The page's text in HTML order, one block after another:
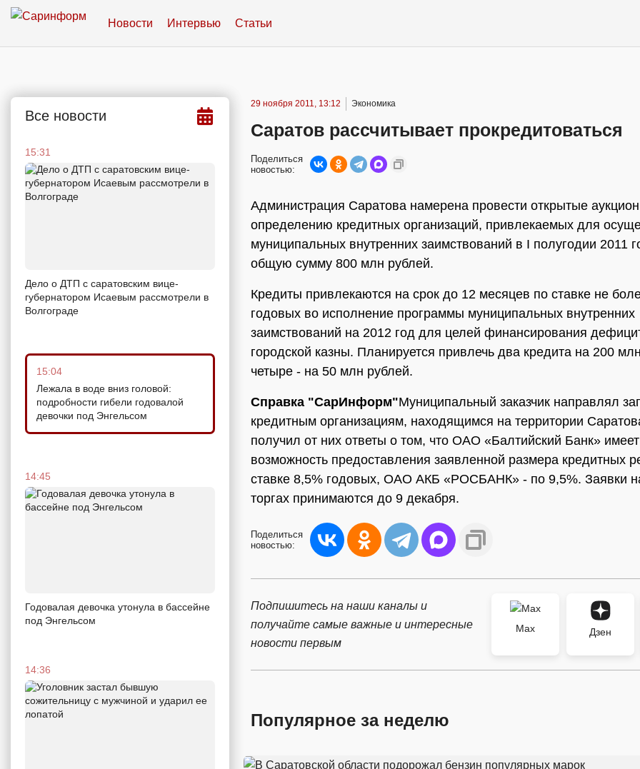
Новости Интервью Статьи
Все новости
15:31
Дело о ДТП с саратовским вице-
губернатором Исаевым рассмотрели в
Волгограде
15:04
Лежала в воде вниз головой:
подробности гибели годовалой
девочки под Энгельсом
14:45
Годовалая девочка утонула в бассейне
под Энгельсом
14:36
29 ноября 2011, 13:12 Экономика
Саратов рассчитывает прокредитоваться
Поделиться
новостью:
Администрация Саратова намерена провести открытые
определению кредитных организаций, привлекаемых для
муниципальных внутренних заимствований в I полугодии 2011
общую сумму 800 млн рублей.
Кредиты привлекаются на срок до 12 месяцев по ставке не
годовых во исполнение программы муниципальных внутренних
заимствований на 2012 год для целей финансирования
городской казны. Планируется привлечь два кредита на 200
четыре - на 50 млн рублей.
Справка "СарИнформ"Муниципальный заказчик направлял
кредитным организациям, находящимся на территории
получил от них ответы о том, что ОАО «Балтийский Банк» имеет
возможность предоставления заявленной размера кредитных
ставке 8,5% годовых, ОАО АКБ «РОСБАНК» - по 9,5%. Заявки
торгах принимаются до 9 декабря.
Поделиться
новостью:
Подпишитесь на наши каналы и
получайте самые важные и интересные
новости первым
Max Дзен
Популярное за неделю